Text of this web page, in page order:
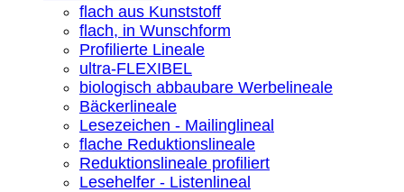
flach aus Kunststoff
flach, in Wunschform
Profilierte Lineale
ultra-FLEXIBEL
biologisch abbaubare Werbelineale
Bäckerlineale
Lesezeichen - Mailinglineal
flache Reduktionslineale
Reduktionslineale profiliert
Lesehelfer - Listenlineal